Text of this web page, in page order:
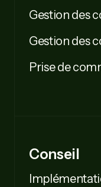
Gestion des
Gestion des
Prise de
Conseil